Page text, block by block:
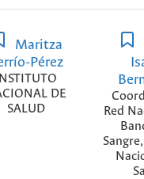
Maritza
Pérez
INSTITUTO
DE
SALUD
Red